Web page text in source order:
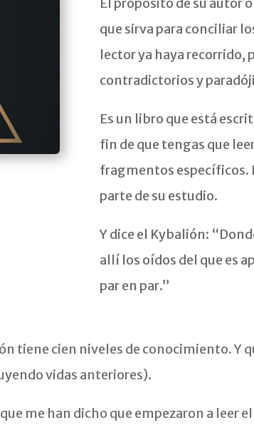
que sirva para conciliar
lector ya haya recorrido,
contradictorios y
Es un libro que está
fin de que tengas que
fragmentos específicos.
parte de su estudio.
Y dice el Kybalión:
allí los oídos del que es
par en par.”
tiene cien niveles de conocimiento. Y
vidas anteriores).
me han dicho que empezaron a leer